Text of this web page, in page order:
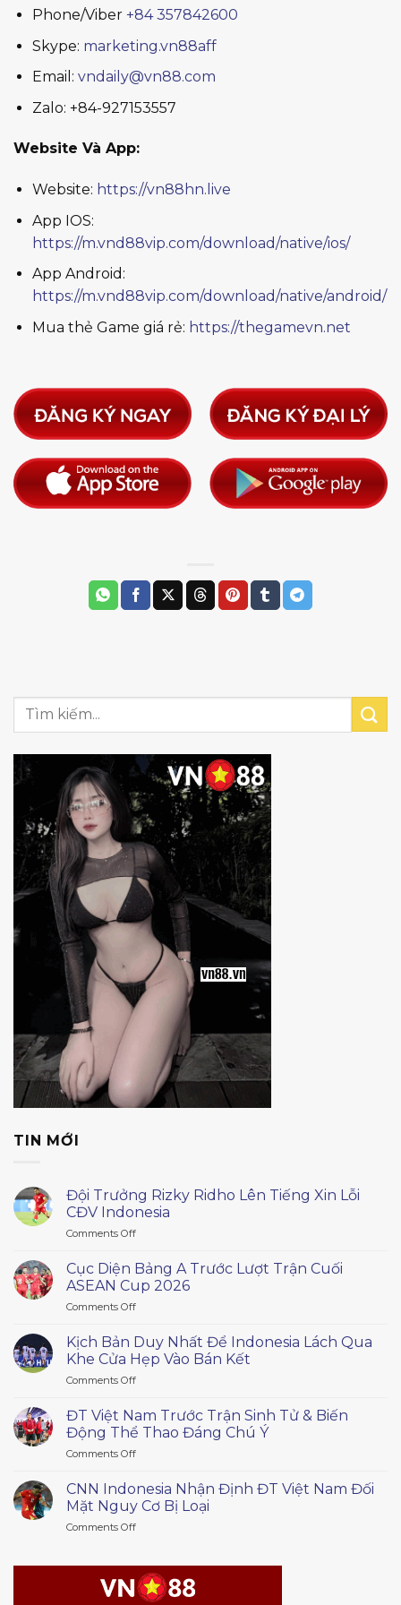
Phone/Viber +84 357842600
Skype: marketing.vn88aff
Email: vndaily@vn88.com
Zalo: +84-927153557
Website Và App:
Website: https://vn88hn.live
App IOS:
https://m.vnd88vip.com/download/native/ios/
App Android:
https://m.vnd88vip.com/download/native/android/
Mua thẻ Game giá rẻ: https://thegamevn.net
TIN MỚI
Đội Trưởng Rizky Ridho Lên Tiếng Xin Lỗi
CĐV Indonesia
Comments Offon
Trưởng
Rizky
Ridho
Lên
Xin
Lỗi
CĐV
Cục Diện Bảng A Trước Lượt Trận Cuối
ASEAN Cup 2026
Comments Offon
Diện
Bảng
A
Trước
Trận
Cuối
Kịch Bản Duy Nhất Để Indonesia Lách Qua
Khe Cửa Hẹp Vào Bán Kết
Comments Offon
Bản
Duy
Nhất
Để
Lách
Qua
Bán
Kết
ĐT Việt Nam Trước Trận Sinh Tử & Biến
Động Thể Thao Đáng Chú Ý
Comments Offon
Việt
Nam
Trước
Trận
Biến
CNN Indonesia Nhận Định ĐT Việt Nam Đối
Mặt Nguy Cơ Bị Loại
Comments Offon
Nhận
Định